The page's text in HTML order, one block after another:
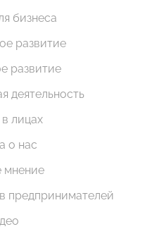
бизнеса
развитие
развитие
деятельность
лицах
о нас
мнение
предпринимателей